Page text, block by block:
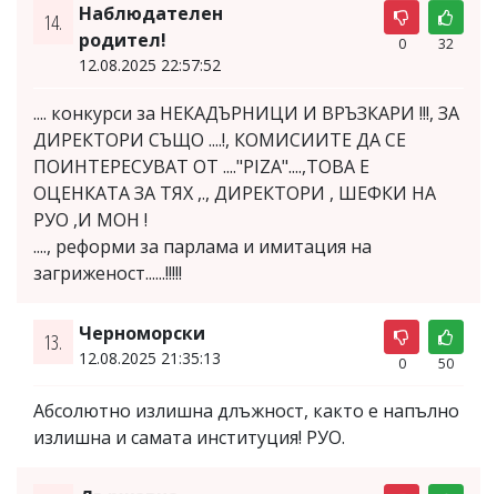
14.
Наблюдателен
родител!
12.08.2025 22:57:52
0 32
.... конкурси за НЕКАДЪРНИЦИ И ВРЪЗКАРИ !!!, ЗА
ДИРЕКТОРИ СЪЩО ....!, КОМИСИИТЕ ДА СЕ
ПОИНТЕРЕСУВАТ ОТ ...."PIZA"....,ТОВА Е
ОЦЕНКАТА ЗА ТЯХ ,., ДИРЕКТОРИ , ШЕФКИ НА
РУО ,И МОН !
...., реформи за парлама и имитация на
загриженост......!!!!!
13. Черноморски
12.08.2025 21:35:13 0 50
Абсолютно излишна длъжност, както е напълно
излишна и самата институция! РУО.